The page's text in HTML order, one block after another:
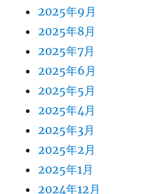
2025年9月
2025年8月
2025年7月
2025年6月
2025年5月
2025年4月
2025年3月
2025年2月
2025年1月
2024年12月